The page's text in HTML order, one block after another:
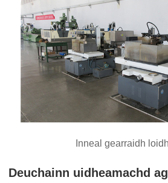
Inneal gearraidh
Deuchainn uidheamachd